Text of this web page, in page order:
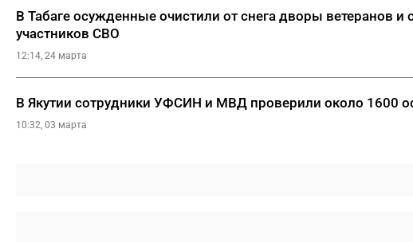
В Табаге осужденные очистили от снега дворы ветеранов и
участников СВО
12:14, 24 марта
В Якутии сотрудники УФСИН и МВД проверили около 1600
10:32, 03 марта